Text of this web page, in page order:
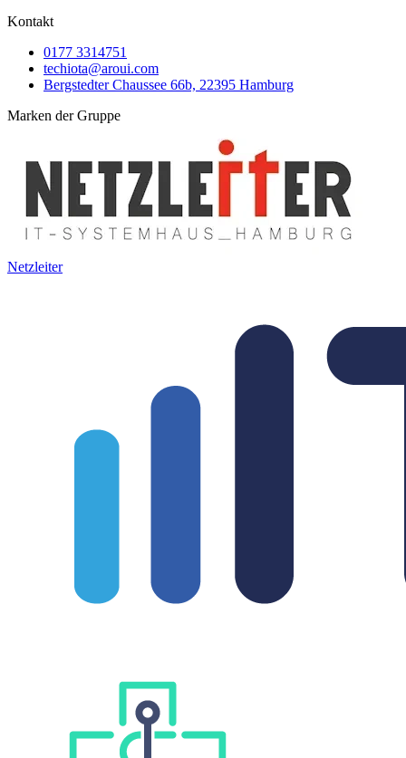
Kontakt
0177 3314751
techiota@aroui.com
Bergstedter Chaussee 66b, 22395 Hamburg
Marken der Gruppe
Netzleiter